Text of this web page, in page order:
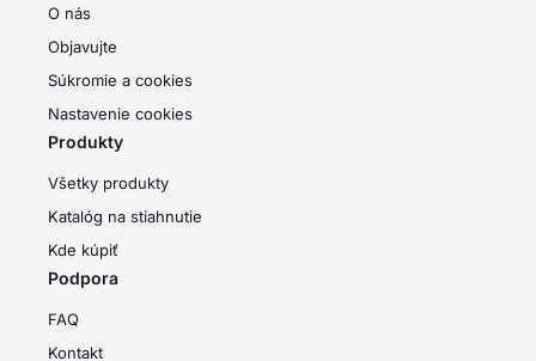
O nás
Objavujte
Súkromie a cookies
Nastavenie cookies
Produkty
Všetky produkty
Katalóg na stiahnutie
Kde kúpiť
Podpora
FAQ
Kontakt